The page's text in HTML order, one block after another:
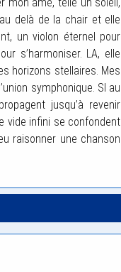
delà de la chair et elle
un violon éternel pour
s’harmoniser. LA, elle
horizons stellaires. Mes
symphonique. SI au
jusqu’à revenir
vide infini se confondent
raisonner une chanson